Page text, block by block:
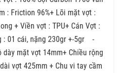
: Friction 96%+ Lõi mặt vợt :
+ Viền vợt : TPU+ Cán Vợt :
: 01 cái, nặng 230gr +-5gr -
mặt vợt 14mm+ Chiều rộng
vợt 425mm + Chu vi tay cầm